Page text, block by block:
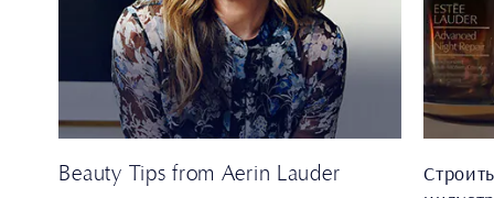
Beauty Tips from Aerin Lauder